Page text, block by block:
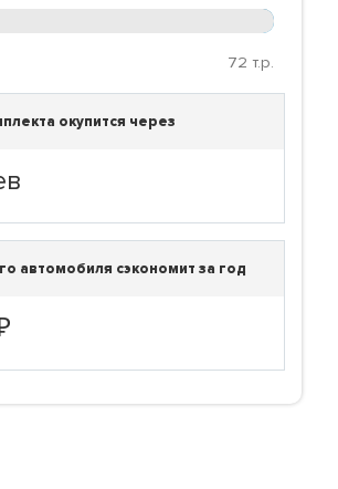
72 т.р.
окупится через
автомобиля сэкономит за год